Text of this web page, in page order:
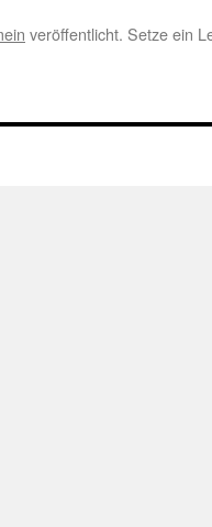
veröffentlicht. Setze ein